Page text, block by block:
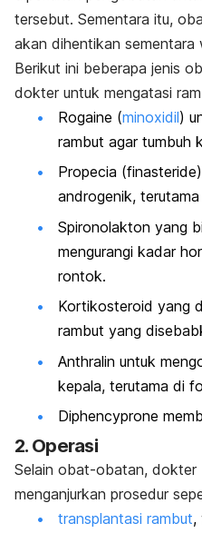
tersebut. Sementara itu,
akan dihentikan sementara
Berikut ini beberapa jenis
dokter untuk mengatasi
Rogaine (minoxidil)
rambut agar tumbuh
Propecia
androgenik, terutama
Spironolakton yang
mengurangi kadar
rontok.
Kortikosteroid yang
rambut yang
Anthralin untuk
kepala, terutama di
Diphencyprone
2. Operasi
Selain obat-obatan, dokter
menganjurkan prosedur
transplantasi rambut,